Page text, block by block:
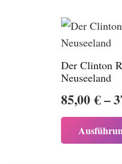
Der Clinton
Neuseeland
85,00€–